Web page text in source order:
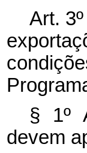
Art.
§ 1º
devem